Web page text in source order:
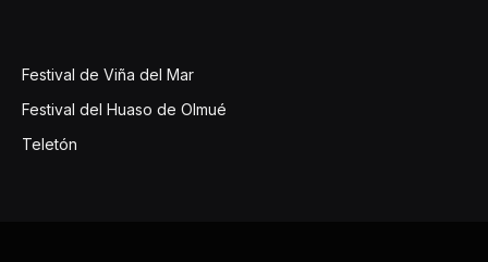
Festival de Viña del Mar
Festival del Huaso de Olmué
Teletón